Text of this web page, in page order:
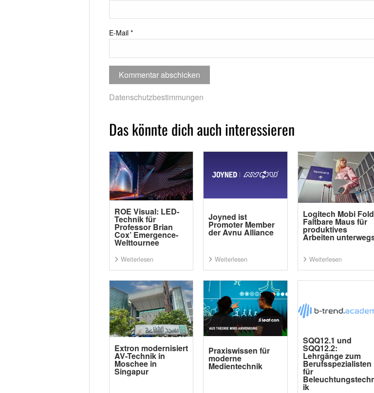
E-Mail *
Datenschutzbestimmungen
Das könnte dich auch interessieren
ROE Visual: LED-
Technik für
Professor Brian
Cox’ Emergence-
Welttournee
Weiterlesen
Joyned ist
Promoter Member
der Avnu Alliance
Weiterlesen
Logitech Mobi
Faltbare Maus für
produktives
Arbeiten
Weiterlesen
Extron modernisiert
AV-Technik in
Moschee in
Singapur
Praxiswissen für
moderne
Medientechnik
SQQ12.1 und
SQQ12.2:
Lehrgänge zum
Berufsspezialisten
für
ik